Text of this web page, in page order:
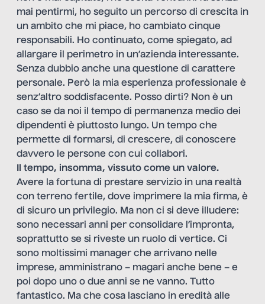
mai pentirmi, ho seguito un percorso di crescita in
un ambito che mi piace, ho cambiato cinque
responsabili. Ho continuato, come spiegato, ad
allargare il perimetro in un’azienda interessante.
Senza dubbio anche una questione di carattere
personale. Però la mia esperienza professionale è
senz’altro soddisfacente. Posso dirti? Non è un
caso se da noi il tempo di permanenza medio dei
dipendenti è piuttosto lungo. Un tempo che
permette di formarsi, di crescere, di conoscere
davvero le persone con cui collabori.
Il tempo, insomma, vissuto come un valore.
Avere la fortuna di prestare servizio in una realtà
con terreno fertile, dove imprimere la mia firma, è
di sicuro un privilegio. Ma non ci si deve illudere:
sono necessari anni per consolidare l’impronta,
soprattutto se si riveste un ruolo di vertice. Ci
sono moltissimi manager che arrivano nelle
imprese, amministrano – magari anche bene – e
poi dopo uno o due anni se ne vanno. Tutto
fantastico. Ma che cosa lasciano in eredità alle